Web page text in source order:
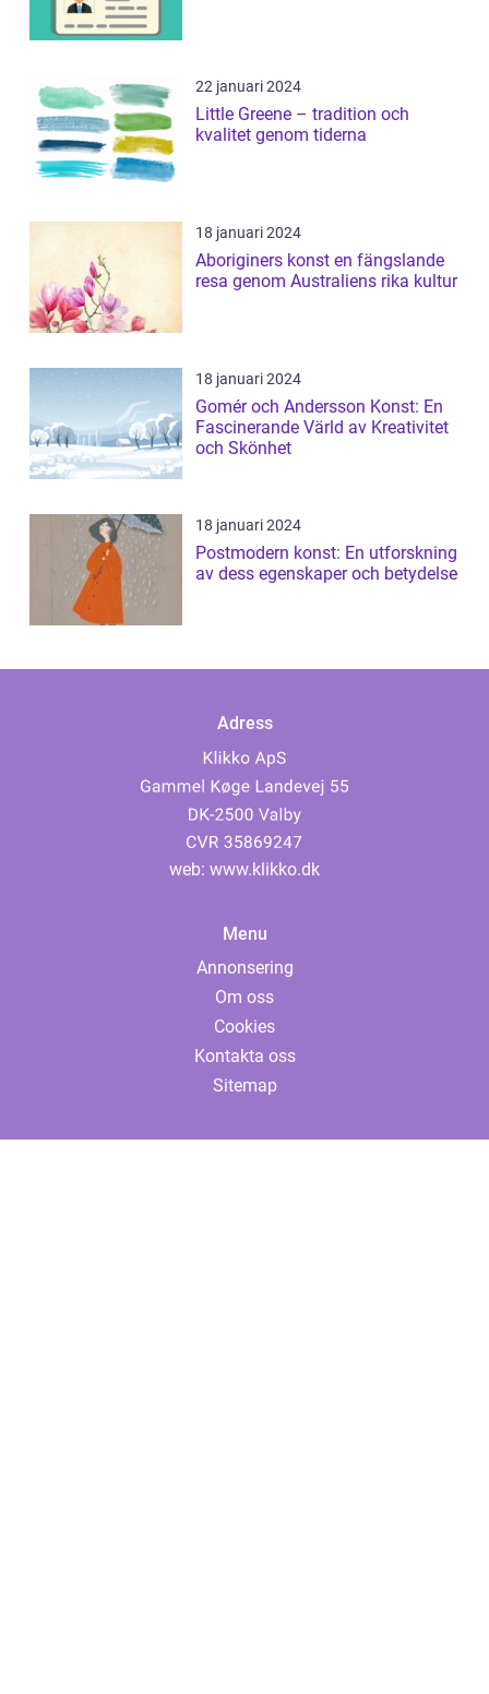
22 januari 2024
Little Greene – tradition och
kvalitet genom tiderna
18 januari 2024
Aboriginers konst en fängslande
resa genom Australiens rika kultur
18 januari 2024
Gomér och Andersson Konst: En
Fascinerande Värld av Kreativitet
och Skönhet
18 januari 2024
Postmodern konst: En utforskning
av dess egenskaper och betydelse
Adress
web: www.klikko.dk
Menu
Annonsering
Om oss
Cookies
Kontakta oss
Sitemap